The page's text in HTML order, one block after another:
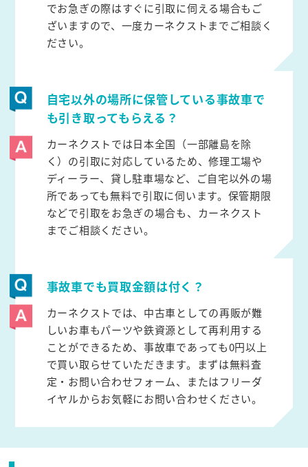
でお急ぎの際はすぐに引取に伺える場合もご
ざいますので、一度カーネクストまでご相談く
ださい。
自宅以外の場所に保管している事故車で
も引き取ってもらえる？
カーネクストでは日本全国（一部離島を除
く）の引取に対応しているため、修理工場や
ディーラー、貸し駐車場など、ご自宅以外の場
所であっても無料で引取に伺います。保管期限
などで引取をお急ぎの場合も、カーネクスト
までご相談ください。
事故車でも買取金額は付く？
カーネクストでは、中古車としての再販が難
しいお車もパーツや鉄資源として再利用する
ことができるため、事故車であっても0円以上
で買い取らせていただきます。まずは無料査
定・お問い合わせフォーム、またはフリーダ
イヤルからお気軽にお問い合わせください。